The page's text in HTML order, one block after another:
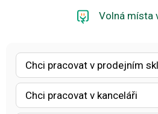
Volná místa
Chci pracovat v prodejním
Chci pracovat v kanceláři